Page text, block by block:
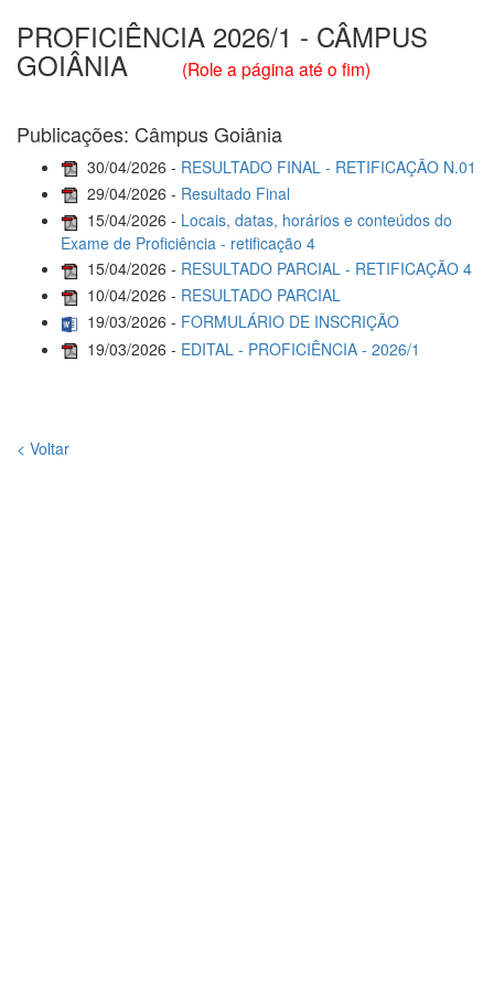
PROFICIÊNCIA 2026/1 - CÂMPUS
GOIÂNIA (Role a página até o fim)
Publicações: Câmpus Goiânia
30/04/2026 - RESULTADO FINAL - RETIFICAÇÃO N.01
29/04/2026 - Resultado Final
15/04/2026 - Locais, datas, horários e conteúdos do
Exame de Proficiência - retificação 4
15/04/2026 - RESULTADO PARCIAL - RETIFICAÇÃO 4
10/04/2026 - RESULTADO PARCIAL
19/03/2026 - FORMULÁRIO DE INSCRIÇÃO
19/03/2026 - EDITAL - PROFICIÊNCIA - 2026/1
< Voltar